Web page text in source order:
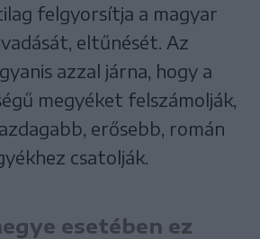
felgyorsítja a magyar
eltűnését. Az
azzal járna, hogy a
megyéket felszámolják,
erősebb, román
csatolják.
esetében ez